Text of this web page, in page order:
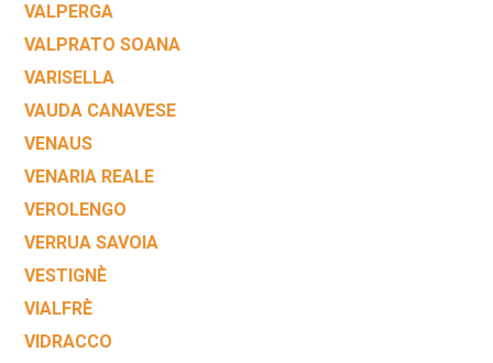
VALPERGA
VALPRATO SOANA
VARISELLA
VAUDA CANAVESE
VENAUS
VENARIA REALE
VEROLENGO
VERRUA SAVOIA
VESTIGNÈ
VIALFRÈ
VIDRACCO